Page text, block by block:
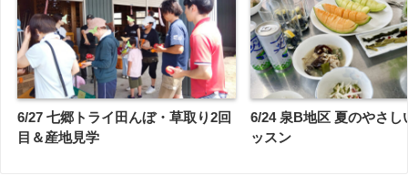
6/27 七郷トライ田んぼ・草取り2回
目＆産地見学
6/24 泉B地区 夏のやさし
ッスン